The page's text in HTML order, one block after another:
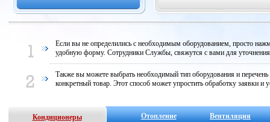
Если вы не определились с необходимым оборудованием, просто
удобную форму. Сотрудники Службы, свяжутся с вами для
Также вы можете выбрать необходимый тип оборудования и
конкретный товар. Этот способ может упростить обработку заявки и
Кондиционеры Отопление Вентиляция